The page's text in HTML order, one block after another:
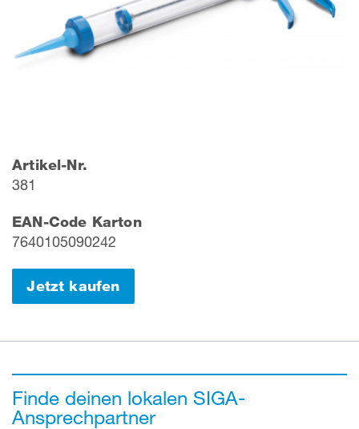
Artikel-Nr.
381
EAN-Code Karton
7640105090242
Jetzt kaufen
Finde deinen lokalen SIGA-
Ansprechpartner